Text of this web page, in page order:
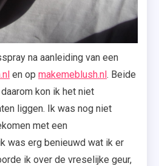
na aanleiding van een
en op makemeblush.nl. Beide
kon ik het niet
liggen. Ik was nog niet
met een
was erg benieuwd wat ik er
ik over de vreselijke geur,